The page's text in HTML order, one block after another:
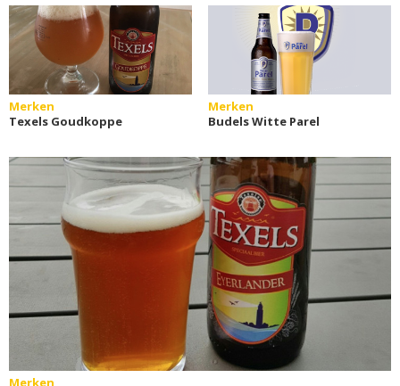
Merken
Texels Goudkoppe
Merken
Budels Witte Parel
Merken